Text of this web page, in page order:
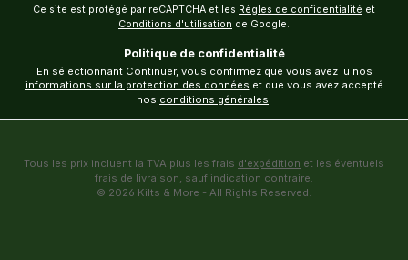
Ce site est protégé par reCAPTCHA et les Règles de confidentialité et
Conditions d'utilisation de Google.
Politique de confidentialité
informations sur la protection des données et que vous avez accepté
nos conditions générales.
Tous les prix incluent la TVA plus les frais d'expédition et les éventuels
frais de livraison, sauf indication contraire.
© 2026 Kilts & More - All Rights Reserved.